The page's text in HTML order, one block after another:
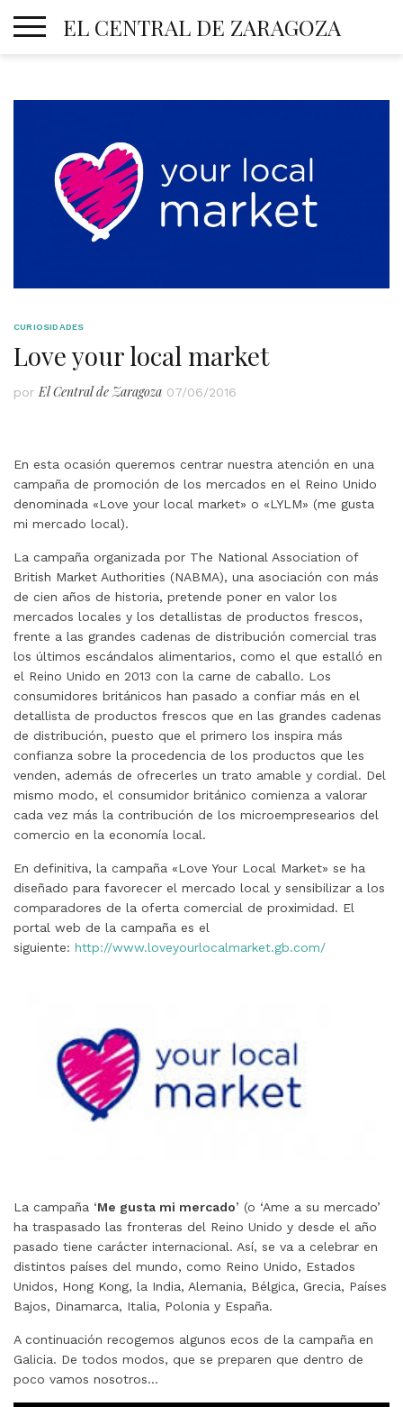
EL CENTRAL DE ZARAGOZA
CURIOSIDADES
Love your local market
por El Central de Zaragoza 07/06/2016
En esta ocasión queremos centrar nuestra atención en una
campaña de promoción de los mercados en el Reino Unido
denominada «Love your local market» o «LYLM» (me gusta
mi mercado local).
La campaña organizada por The National Association of
British Market Authorities (NABMA), una asociación con más
de cien años de historia, pretende poner en valor los
mercados locales y los detallistas de productos frescos,
frente a las grandes cadenas de distribución comercial tras
los últimos escándalos alimentarios, como el que estalló en
el Reino Unido en 2013 con la carne de caballo. Los
consumidores británicos han pasado a confiar más en el
detallista de productos frescos que en las grandes cadenas
de distribución, puesto que el primero los inspira más
confianza sobre la procedencia de los productos que les
venden, además de ofrecerles un trato amable y cordial. Del
mismo modo, el consumidor británico comienza a valorar
cada vez más la contribución de los microempresearios del
comercio en la economía local.
En definitiva, la campaña «Love Your Local Market» se ha
diseñado para favorecer el mercado local y sensibilizar a los
comparadores de la oferta comercial de proximidad. El
portal web de la campaña es el
siguiente: http://www.loveyourlocalmarket.gb.com/
La campaña ‘Me gusta mi mercado’ (o ‘Ame a su mercado’
ha traspasado las fronteras del Reino Unido y desde el año
pasado tiene carácter internacional. Así, se va a celebrar en
distintos países del mundo, como Reino Unido, Estados
Unidos, Hong Kong, la India, Alemania, Bélgica, Grecia, Países
Bajos, Dinamarca, Italia, Polonia y España.
A continuación recogemos algunos ecos de la campaña en
Galicia. De todos modos, que se preparen que dentro de
poco vamos nosotros…